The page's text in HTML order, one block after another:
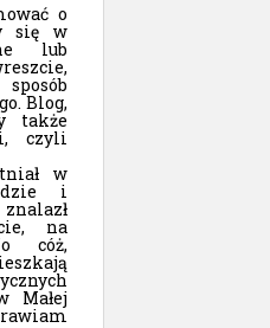
o
się w
lub
Blog,
także
czyli
w
i
na
cóż,
Małej